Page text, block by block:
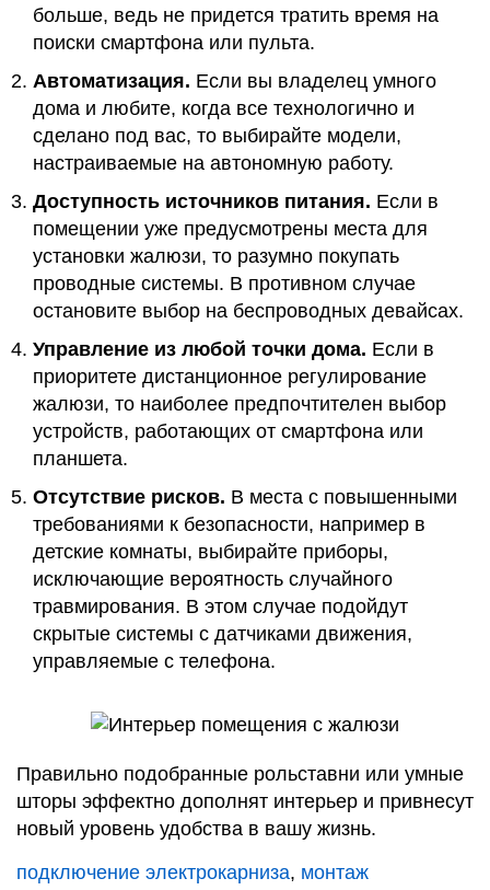
больше, ведь не придется тратить время на
поиски смартфона или пульта.
Автоматизация. Если вы владелец умного
дома и любите, когда все технологично и
сделано под вас, то выбирайте модели,
настраиваемые на автономную работу.
Доступность источников питания. Если в
помещении уже предусмотрены места для
установки жалюзи, то разумно покупать
проводные системы. В противном случае
остановите выбор на беспроводных девайсах.
Управление из любой точки дома. Если в
приоритете дистанционное регулирование
жалюзи, то наиболее предпочтителен выбор
устройств, работающих от смартфона или
планшета.
Отсутствие рисков. В места с повышенными
требованиями к безопасности, например в
детские комнаты, выбирайте приборы,
исключающие вероятность случайного
травмирования. В этом случае подойдут
скрытые системы с датчиками движения,
управляемые с телефона.
Правильно подобранные рольставни или умные
шторы эффектно дополнят интерьер и привнесут
новый уровень удобства в вашу жизнь.
подключение электрокарниза, монтаж